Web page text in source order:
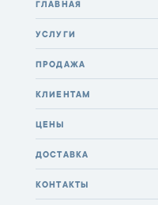
ГЛАВНАЯ
УСЛУГИ
ПРОДАЖА
КЛИЕНТАМ
ЦЕНЫ
ДОСТАВКА
КОНТАКТЫ